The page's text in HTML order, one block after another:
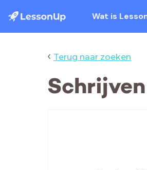
Wat is
‹ Terug naar zoeken